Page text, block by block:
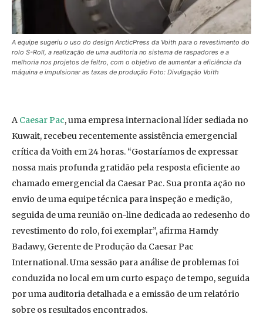
A equipe sugeriu o uso do design ArcticPress da Voith para o revestimento do
rolo S-Roll, a realização de uma auditoria no sistema de raspadores e a
melhoria nos projetos de feltro, com o objetivo de aumentar a eficiência da
máquina e impulsionar as taxas de produção Foto: Divulgação Voith
A Caesar Pac, uma empresa internacional líder sediada no
Kuwait, recebeu recentemente assistência emergencial
crítica da Voith em 24 horas. “Gostaríamos de expressar
nossa mais profunda gratidão pela resposta eficiente ao
chamado emergencial da Caesar Pac. Sua pronta ação no
envio de uma equipe técnica para inspeção e medição,
seguida de uma reunião on-line dedicada ao redesenho do
revestimento do rolo, foi exemplar”, afirma Hamdy
Badawy, Gerente de Produção da Caesar Pac
International. Uma sessão para análise de problemas foi
conduzida no local em um curto espaço de tempo, seguida
por uma auditoria detalhada e a emissão de um relatório
sobre os resultados encontrados.